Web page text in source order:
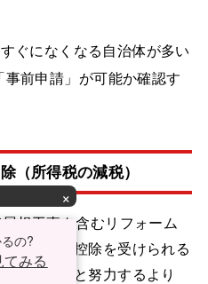
×
の?
みる
ぐになくなる自治体が多い
前申請」が可能か確認す
（所得税の減税）
根工事を含むリフォーム
所得税の控除を受けられる
下げようと努力するより